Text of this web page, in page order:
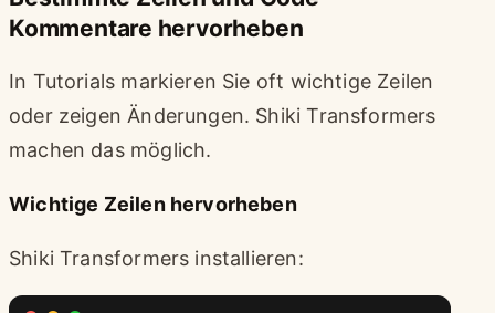
Kommentare hervorheben
In Tutorials markieren Sie oft wichtige Zeilen
oder zeigen Änderungen. Shiki Transformers
machen das möglich.
Wichtige Zeilen hervorheben
Shiki Transformers installieren: